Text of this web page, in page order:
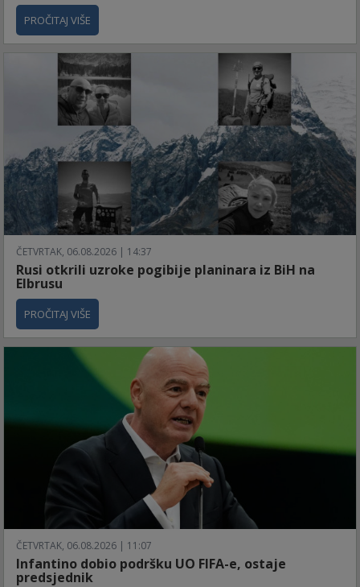
PROČITAJ VIŠE
ČETVRTAK, 06.08.2026 | 14:37
Rusi otkrili uzroke pogibije planinara iz BiH na
Elbrusu
PROČITAJ VIŠE
ČETVRTAK, 06.08.2026 | 11:07
Infantino dobio podršku UO FIFA-e, ostaje
predsjednik